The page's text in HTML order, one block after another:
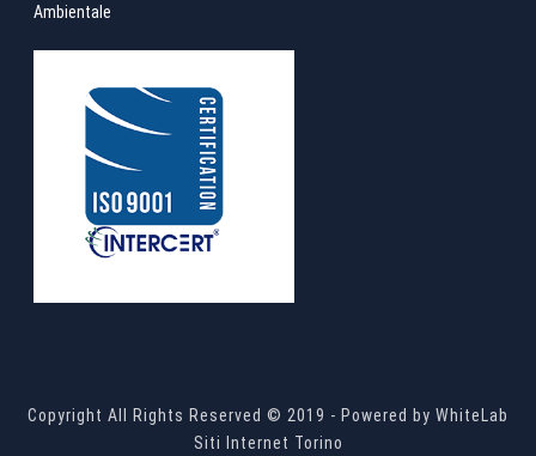
Ambientale
Copyright All Rights Reserved © 2019 - Powered by WhiteLab
Siti Internet Torino